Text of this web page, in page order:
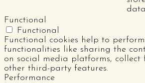
Functional
Functional
Functional cookies help to
functionalities like sharing the
on social media platforms, collect
other third-party features.
Performance